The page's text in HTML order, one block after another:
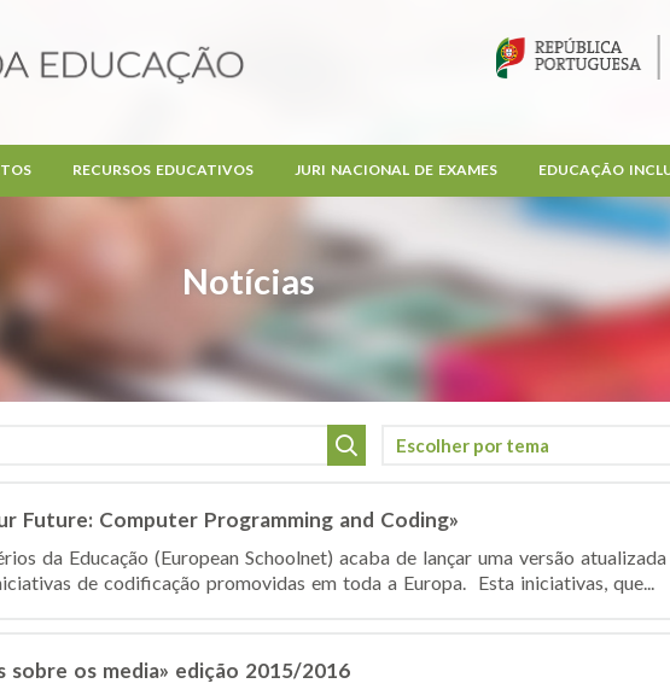
Notícias
RECURSOS EDUCATIVOS JURI NACIONAL DE EXAMES EDUCAÇÃO
Future: Computer Programming and Coding»
da Educação (European Schoolnet) acaba de lançar uma versão
de codificação promovidas em toda a Europa. Esta iniciativas, que...
sobre os media» edição 2015/2016